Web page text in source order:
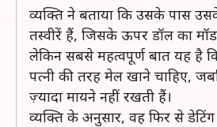
व्यक्ति ने बताया कि उसके पास
तस्वीरें हैं, जिसके ऊपर डॉल का
लेकिन सबसे महत्वपूर्ण बात यह है
पत्नी की तरह मेल खाने चाहिए,
ज़्यादा मायने नहीं रखती हैं।
व्यक्ति के अनुसार, वह फिर से